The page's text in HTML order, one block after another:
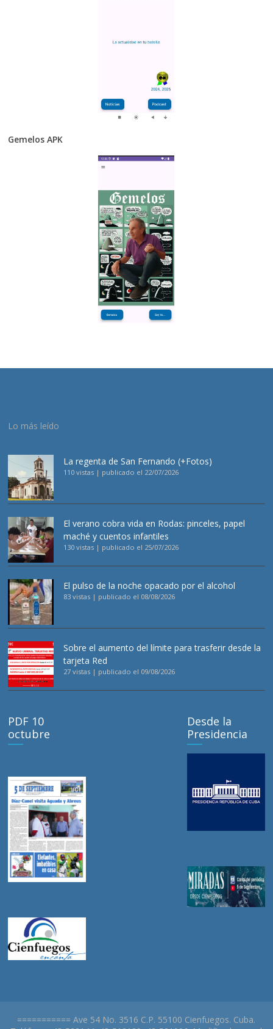
Gemelos APK
Lo más leído
La regenta de San Fernando (+Fotos)
110 vistas | publicado el 22/07/2026
El verano cobra vida en Rodas: pinceles, papel
maché y cuentos infantiles
130 vistas | publicado el 25/07/2026
El pulso de la noche opacado por el alcohol
83 vistas | publicado el 08/08/2026
Sobre el aumento del límite para trasferir desde la
tarjeta Red
27 vistas | publicado el 09/08/2026
PDF 10
octubre
Desde la
Presidencia
=========== Ave 54 No. 3516 C.P. 55100 Cienfuegos. Cuba.